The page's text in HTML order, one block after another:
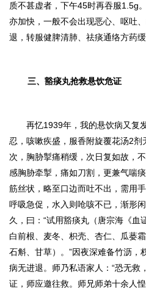
质不甚虚者，下午45时再吞服1.5g
亦加快，一般不会出现恶心、呕吐
退，转服健脾清肺、祛痰通络方药缓
三、豁痰丸抢救悬饮危证
再忆1939年，我的悬饮病又复
忍，咳嗽疾盛，服香附旋覆花汤2
次，胸胁掣痛稍缓，次日复如故，
感胸胁牵掣，痛如刀割，更兼气喘
筋丝状，略至口边而吐不出，需用
呼吸急促，水入则呛咳不已，渐形
久，曰：“试用豁痰丸（唐宗海《血
白前根、麦冬、枳壳、杏仁、瓜蒌
石斛、甘草）
。 ”因夜深难备竹沥，
病无进退。师乃私语家人：“恐无救
证，师应邀往救。师兄师弟十余人